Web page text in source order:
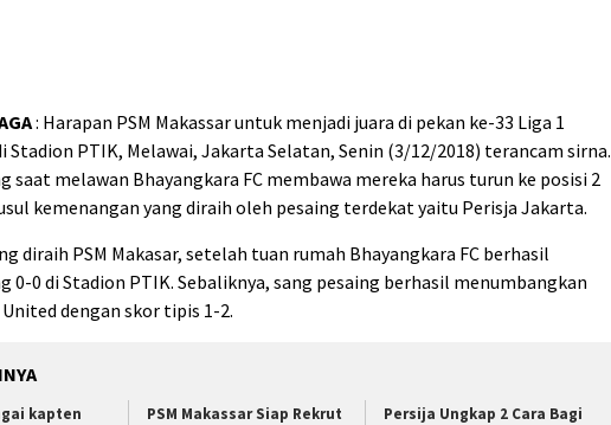
: Harapan PSM Makassar untuk menjadi juara di pekan ke-33 Liga 1
Stadion PTIK, Melawai, Jakarta Selatan, Senin (3/12/2018) terancam sirna.
saat melawan Bhayangkara FC membawa mereka harus turun ke posisi 2
kemenangan yang diraih oleh pesaing terdekat yaitu Perisja Jakarta.
diraih PSM Makasar, setelah tuan rumah Bhayangkara FC berhasil
0-0 di Stadion PTIK. Sebaliknya, sang pesaing berhasil menumbangkan
dengan skor tipis 1-2.
kapten
PSM Makassar Siap Rekrut
Persija Ungkap 2 Cara Bagi